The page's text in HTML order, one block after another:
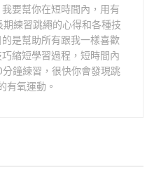
要幫你在短時間內，用有
練習跳繩的心得和各種技
是幫助所有跟我一樣喜歡
縮短學習過程，短時間內
鐘練習，很快你會發現跳
有氧運動。